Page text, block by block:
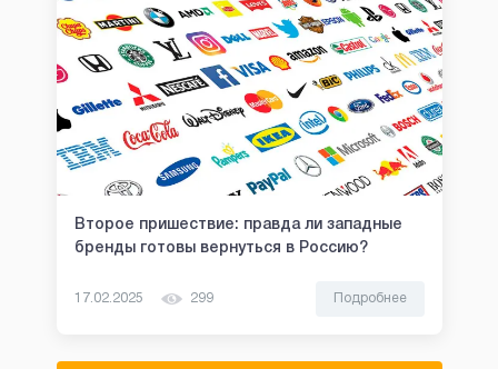
Второе пришествие: правда ли западные
бренды готовы вернуться в Россию?
17.02.2025 299 Подробнее